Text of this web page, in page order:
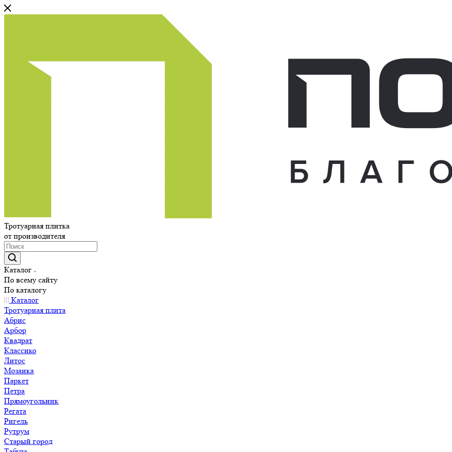
Тротуарная плитка
от производителя
Каталог
По всему сайту
По каталогу
Каталог
Тротуарная плита
Абрис
Арбор
Квадрат
Классико
Литос
Мозаика
Паркет
Петра
Прямоугольник
Регата
Ригель
Рутрум
Старый город